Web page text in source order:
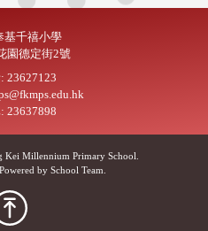
基千禧小學
園德定街2號
23627123
23637898
Millennium Primary School.
by School Team